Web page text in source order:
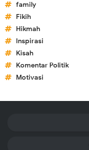
family
Fikih
Hikmah
Inspirasi
Kisah
Komentar Politik
Motivasi